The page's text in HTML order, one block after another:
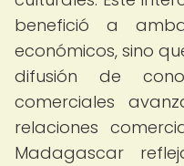
benefició a
económicos, sino
difusión de
comerciales
relaciones
Madagascar